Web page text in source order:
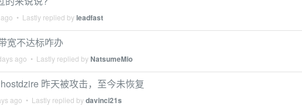
• Lastly replied byleadfast
宽不达标咋办
ago • Lastly replied byNatsumeMio
昨天被攻击，至今未恢复
ago • Lastly replied bydavinci21s